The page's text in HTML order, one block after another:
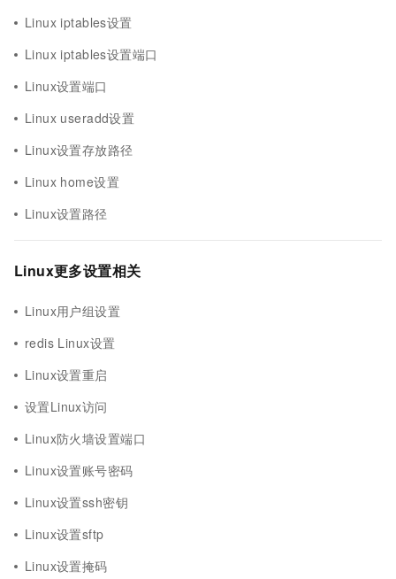
Linux iptables设置
Linux iptables设置端口
Linux设置端口
Linux useradd设置
Linux设置存放路径
Linux home设置
Linux设置路径
Linux更多设置相关
Linux用户组设置
redis Linux设置
Linux设置重启
设置Linux访问
Linux防火墙设置端口
Linux设置账号密码
Linux设置ssh密钥
Linux设置sftp
Linux设置掩码